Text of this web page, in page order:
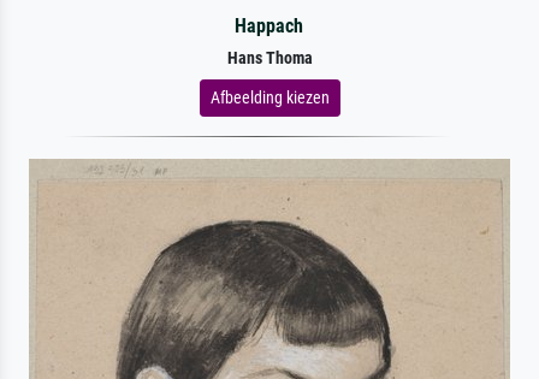
Happach
Hans Thoma
Afbeelding kiezen